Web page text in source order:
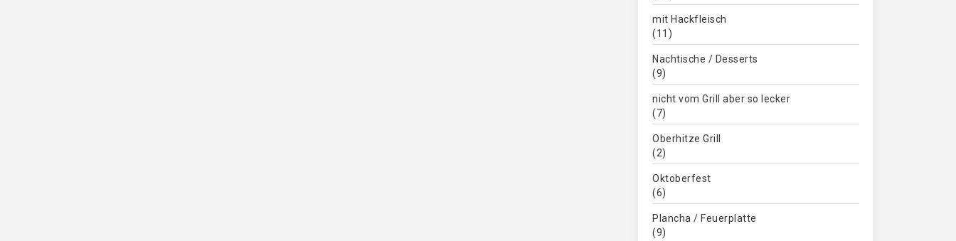
mit Hackfleisch
(11)
Nachtische / Desserts
(9)
nicht vom Grill aber so lecker
(7)
Oberhitze Grill
(2)
Oktoberfest
(6)
Plancha / Feuerplatte
(9)